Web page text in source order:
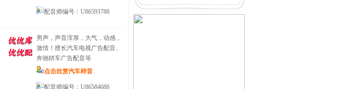
配音师编号：U86593788
男声，声音浑厚，大气，动感，
激情！擅长汽车电视广告配音、
奔驰轿车广告配音等
点击欣赏汽车样音
配音师编号：U86584688